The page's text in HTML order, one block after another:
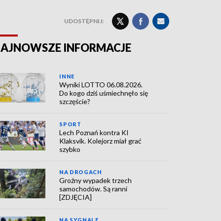
UDOSTĘPNIJ:
INFORMACJE
INNE
Wyniki LOTTO 06.08.2026.
Do kogo dziś uśmiechnęło się
szczęście?
SPORT
Lech Poznań kontra KI
Klaksvik. Kolejorz miał grać
szybko
NA DROGACH
Groźny wypadek trzech
samochodów. Są ranni
[ZDJĘCIA]